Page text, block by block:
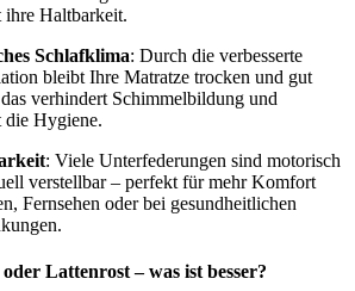
ihre Haltbarkeit.
Schlafklima: Durch die verbesserte
bleibt Ihre Matratze trocken und gut
verhindert Schimmelbildung und
die Hygiene.
: Viele Unterfederungen sind motorisch
verstellbar – perfekt für mehr Komfort
Fernsehen oder bei gesundheitlichen
Lattenrost – was ist besser?